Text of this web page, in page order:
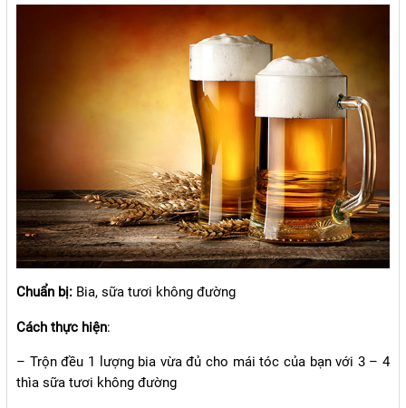
Chuẩn bị: Bia, sữa tươi không đường
Cách thực hiện:
– Trộn đều 1 lượng bia vừa đủ cho mái tóc của bạn với 3 – 4
thìa sữa tươi không đường